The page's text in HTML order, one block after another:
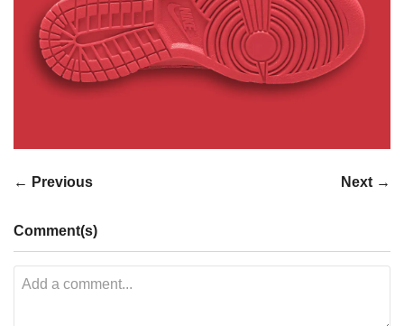
← Previous Next →
Comment(s)